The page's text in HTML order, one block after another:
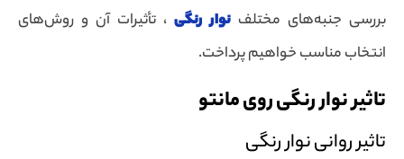
بررسی جنبه‌های مختلف نوار رنگی ، تأثیرات آن و روش‌های
انتخاب مناسب خواهیم پرداخت.
تاثیر نوار رنگی روی مانتو
تاثیر روانی نوار رنگی